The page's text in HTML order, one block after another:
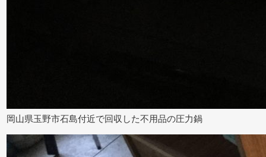
岡山県玉野市石島付近で回収した不用品の圧力鍋